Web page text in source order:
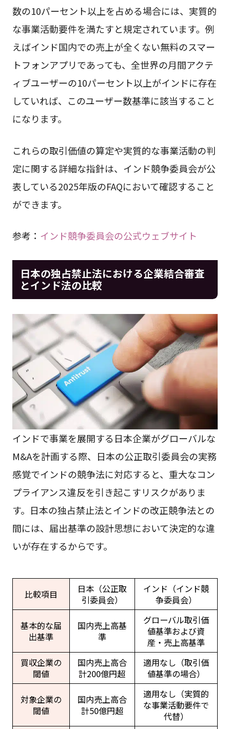
数の10パーセント以上を占める場合には、実質的
な事業活動要件を満たすと規定されています。例
えばインド国内での売上が全くない無料のスマー
トフォンアプリであっても、全世界の月間アクテ
ィブユーザーの10パーセント以上がインドに存在
していれば、このユーザー数基準に該当すること
になります。
これらの取引価値の算定や実質的な事業活動の判
定に関する詳細な指針は、インド競争委員会が公
表している2025年版のFAQにおいて確認すること
ができます。
参考： インド競争委員会の公式ウェブサイト
日本の独占禁止法における企業結合審査
とインド法の比較
インドで事業を展開する日本企業がグローバルな
M&Aを計画する際、日本の公正取引委員会の実務
感覚でインドの競争法に対応すると、重大なコン
プライアンス違反を引き起こすリスクがありま
す。日本の独占禁止法とインドの改正競争法との
間には、届出基準の設計思想において決定的な違
いが存在するからです。
比較項目
日本（公正取
引委員会）
インド（インド競
争委員会）
基本的な届
出基準
国内売上高基
準
グローバル取引価
値基準および資
産・売上高基準
買収企業の
閾値
国内売上高合
計200億円超
適用なし（取引価
値基準の場合）
対象企業の
閾値
国内売上高合
計50億円超
適用なし（実質的
な事業活動要件で
代替）